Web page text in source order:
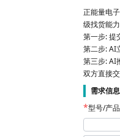
正能量电
级找货能
第一步: 提
第二步: AI
第三步: AI
双方直接
需求信息
型号/产